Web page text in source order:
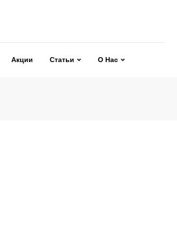
Акции Статьи О Нас